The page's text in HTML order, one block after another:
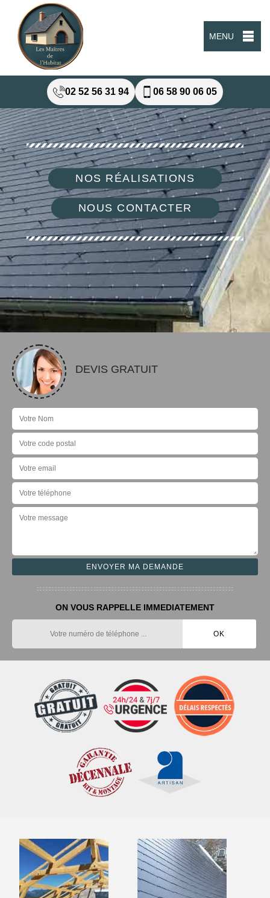
MENU
02 52 56 31 94 06 58 90 06 05
NOS RÉALISATIONS
NOUS CONTACTER
DEVIS GRATUIT
ON VOUS RAPPELLE IMMEDIATEMENT